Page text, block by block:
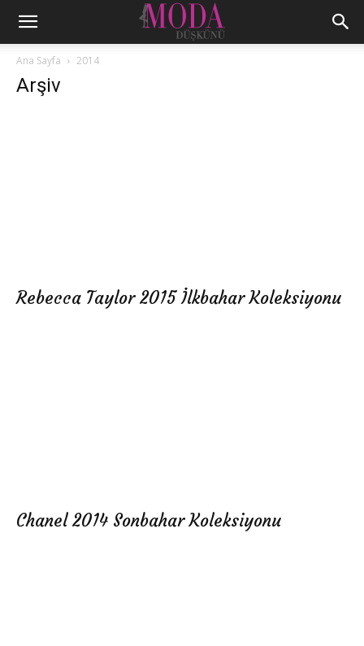
Ana Sayfa 2014
Arşiv
Rebecca Taylor 2015 İlkbahar Koleksiyonu
Chanel 2014 Sonbahar Koleksiyonu